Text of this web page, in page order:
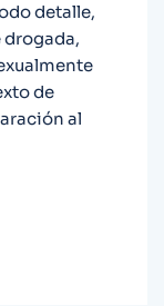
detalle,
drogada,
de
al